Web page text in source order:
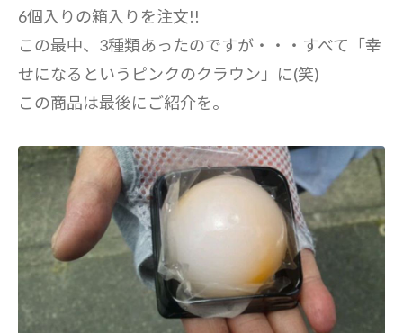
6個入りの箱入りを注文!!
この最中、3種類あったのですが・・・すべて「幸
せになるというピンクのクラウン」に(笑)
この商品は最後にご紹介を。